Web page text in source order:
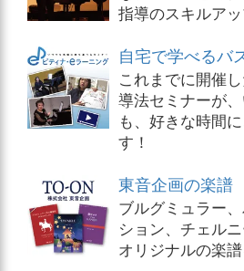
指導のスキルアッ
自宅で学べるバ
これまでに開催
導法セミナーが
も、好きな時間
す！
東音企画の楽譜
ブルグミュラー
ション、チェル
オリジナルの楽譜